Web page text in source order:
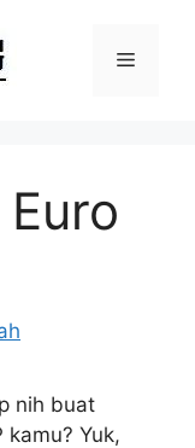
Menu
nih buat
Yuk,